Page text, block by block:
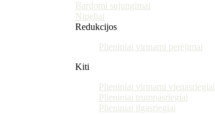
Išardomi sujungimai
Nipeliai
Redukcijos
Plieniniai virinami perėjimai
Kiti
Plieniniai virinami vienasriegiai
Plieniniai trumpasriegiai
Plieniniai ilgasriegiai